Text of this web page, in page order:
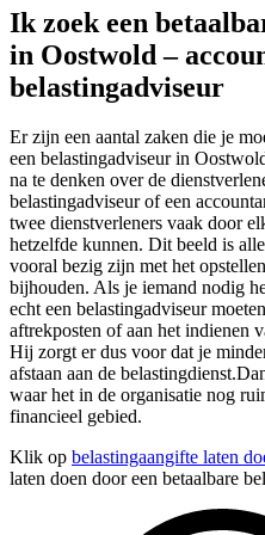
Ik zoek een
in Oostwold –
belastingadviseur
Er zijn een aantal zaken die je
een belastingadviseur in
na te denken over de
belastingadviseur of een
twee dienstverleners vaak door
hetzelfde kunnen. Dit beeld is
vooral bezig zijn met het
bijhouden. Als je iemand nodig
echt een belastingadviseur
aftrekposten of aan het indienen
Hij zorgt er dus voor dat je
afstaan aan de
waar het in de organisatie nog
financieel gebied.
Klik op belastingaangifte laten
laten doen door een betaalbare